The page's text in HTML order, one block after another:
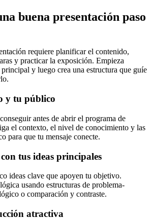
buena presentación paso
requiere planificar el contenido,
y practicar la exposición. Empieza
y luego crea una estructura que guíe
y tu público
antes de abrir el programa de
el contexto, el nivel de conocimiento y las
para que tu mensaje conecte.
tus ideas principales
ideas clave que apoyen tu objetivo.
usando estructuras de problema-
o comparación y contraste.
atractiva